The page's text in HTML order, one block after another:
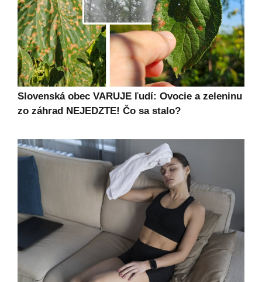
Slovenská obec VARUJE ľudí: Ovocie a zeleninu
zo záhrad NEJEDZTE! Čo sa stalo?